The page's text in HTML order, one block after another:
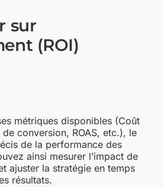
sur
(ROI)
métriques disponibles (Coût
conversion, ROAS, etc.), le
de la performance des
ainsi mesurer l’impact de
ajuster la stratégie en temps
résultats.